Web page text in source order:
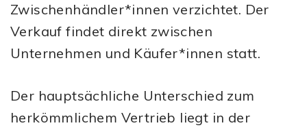
Zwischenhändler*innen verzichtet. Der
Verkauf findet direkt zwischen
Unternehmen und Käufer*innen statt.
Der hauptsächliche Unterschied zum
herkömmlichem Vertrieb liegt in der